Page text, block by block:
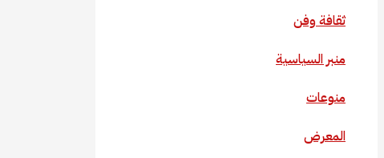
ثقافة وفن
منبر السياسية
منوعات
المعرض